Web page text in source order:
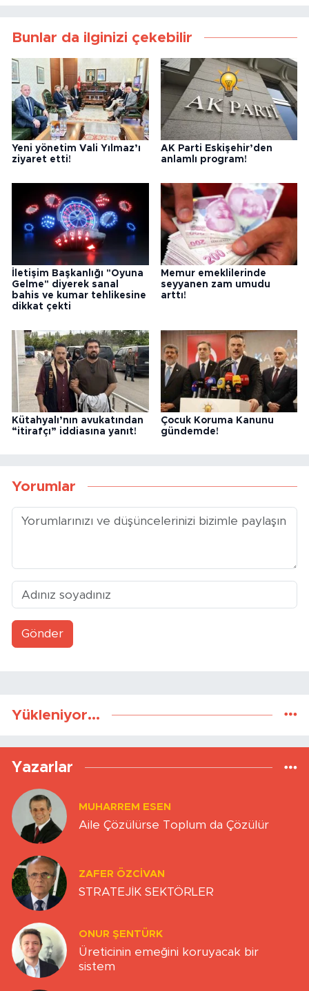
Bunlar da ilginizi çekebilir
Yeni yönetim Vali Yılmaz’ı
ziyaret etti!
AK Parti Eskişehir’den
anlamlı program!
İletişim Başkanlığı "Oyuna
Gelme" diyerek sanal
bahis ve kumar tehlikesine
dikkat çekti
Memur emeklilerinde
seyyanen zam umudu
arttı!
Kütahyalı’nın avukatından
“itirafçı” iddiasına yanıt!
Çocuk Koruma Kanunu
gündemde!
Yorumlar
Gönder
Yükleniyor...
Yazarlar
MUHARREM ESEN
Aile Çözülürse Toplum da Çözülür
ZAFER ÖZCIVAN
STRATEJİK SEKTÖRLER
ONUR ŞENTÜRK
Üreticinin emeğini koruyacak bir
sistem